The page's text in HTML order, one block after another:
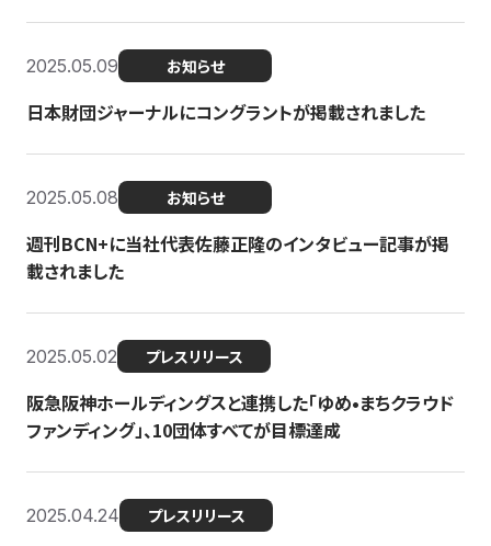
2025.05.09 お知らせ
日本財団ジャーナルにコングラントが掲載されました
2025.05.08 お知らせ
週刊BCN+に当社代表佐藤正隆のインタビュー記事が掲
載されました
2025.05.02 プレスリリース
阪急阪神ホールディングスと連携した「ゆめ•まちクラウド
ファンディング」、10団体すべてが目標達成
2025.04.24 プレスリリース